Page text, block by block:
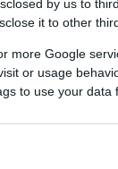
by us to
it to other
more Google
or usage
to use your data
môže
by sa inak